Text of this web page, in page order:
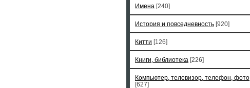
Имена [240]
История и повседневность [920]
Китти [126]
Книги, библиотека [226]
Компьютер, телевизор, телефон, фото
[627]